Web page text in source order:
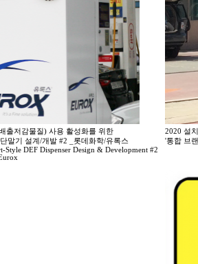
출저감물질) 사용 활성화를 위한
말기 설계/개발 #2 _롯데화학/유록스
Style DEF Dispenser Design & Development #2
2020 설
'통합 브